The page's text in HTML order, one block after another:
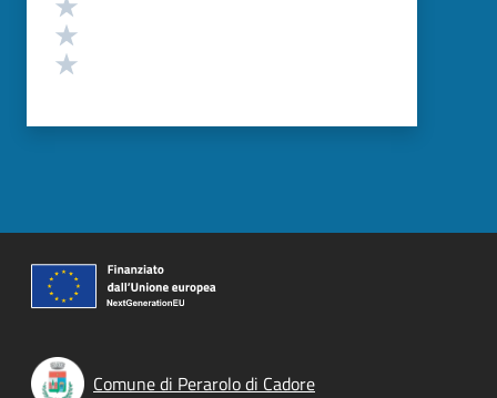
Comune di Perarolo di Cadore